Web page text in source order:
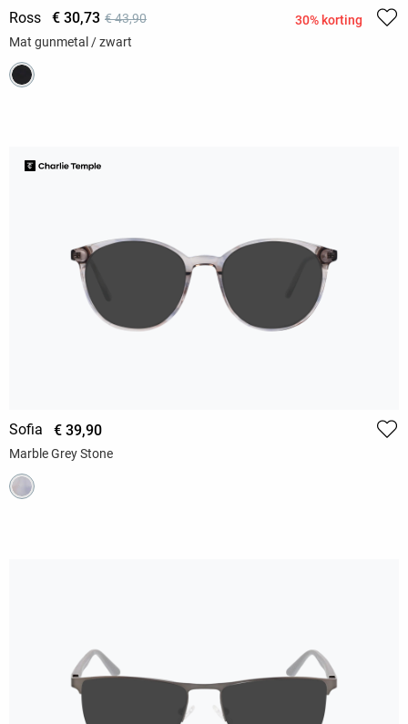
Ross € 30,73 € 43,90
30% korting
Mat gunmetal / zwart
Sofia € 39,90
Marble Grey Stone